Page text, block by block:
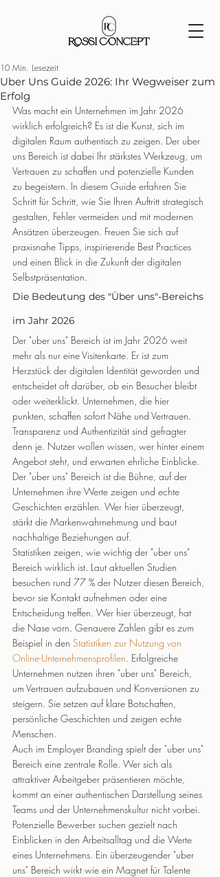
Uber Uns Guide 2026: Ihr Wegweiser zum
Erfolg
10 Min. Lesezeit
Was macht ein Unternehmen im Jahr 2026
wirklich erfolgreich? Es ist die Kunst, sich im
digitalen Raum authentisch zu zeigen. Der uber
uns Bereich ist dabei Ihr stärkstes Werkzeug, um
Vertrauen zu schaffen und potenzielle Kunden
zu begeistern. In diesem Guide erfahren Sie
Schritt für Schritt, wie Sie Ihren Auftritt strategisch
gestalten, Fehler vermeiden und mit modernen
Ansätzen überzeugen. Freuen Sie sich auf
praxisnahe Tipps, inspirierende Best Practices
und einen Blick in die Zukunft der digitalen
Selbstpräsentation.
Die Bedeutung des "Über uns"-Bereichs
im Jahr 2026
Der "uber uns" Bereich ist im Jahr 2026 weit
mehr als nur eine Visitenkarte. Er ist zum
Herzstück der digitalen Identität geworden und
entscheidet oft darüber, ob ein Besucher bleibt
oder weiterklickt. Unternehmen, die hier
punkten, schaffen sofort Nähe und Vertrauen.
Transparenz und Authentizität sind gefragter
denn je. Nutzer wollen wissen, wer hinter einem
Angebot steht, und erwarten ehrliche Einblicke.
Der "uber uns" Bereich ist die Bühne, auf der
Unternehmen ihre Werte zeigen und echte
Geschichten erzählen. Wer hier überzeugt,
stärkt die Markenwahrnehmung und baut
nachhaltige Beziehungen auf.
Statistiken zeigen, wie wichtig der "uber uns"
Bereich wirklich ist. Laut aktuellen Studien
besuchen rund 77 % der Nutzer diesen Bereich,
bevor sie Kontakt aufnehmen oder eine
Entscheidung treffen. Wer hier überzeugt, hat
die Nase vorn. Genauere Zahlen gibt es zum
Beispiel in den Statistiken zur Nutzung von
Online-Unternehmensprofilen. Erfolgreiche
Unternehmen nutzen ihren "uber uns" Bereich,
um Vertrauen aufzubauen und Konversionen zu
steigern. Sie setzen auf klare Botschaften,
persönliche Geschichten und zeigen echte
Menschen.
Auch im Employer Branding spielt der "uber uns"
Bereich eine zentrale Rolle. Wer sich als
attraktiver Arbeitgeber präsentieren möchte,
kommt an einer authentischen Darstellung seines
Teams und der Unternehmenskultur nicht vorbei.
Potenzielle Bewerber suchen gezielt nach
Einblicken in den Arbeitsalltag und die Werte
eines Unternehmens. Ein überzeugender "uber
uns" Bereich wirkt wie ein Magnet für Talente